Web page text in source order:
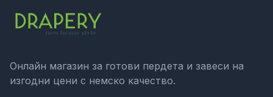
Онлайн магазин за готови пердета и завеси на
изгодни цени с немско качество.